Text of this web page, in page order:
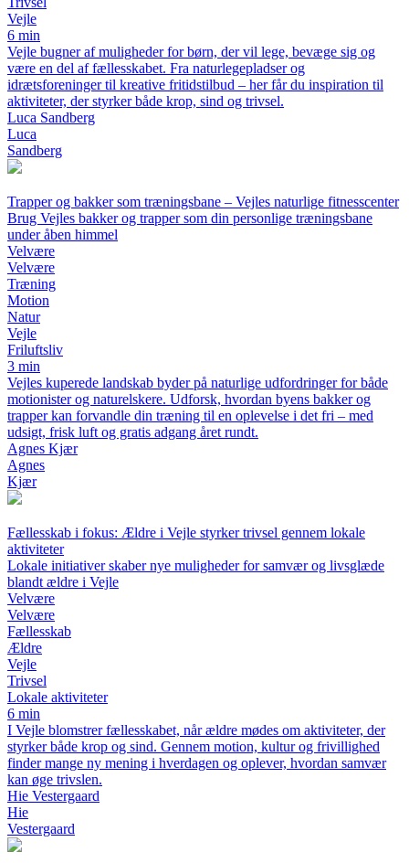
Vejle
6 min
Vejle bugner af muligheder for børn, der vil lege, bevæge sig og
være en del af fællesskabet. Fra naturlegepladser og
idrætsforeninger til kreative fritidstilbud – her får du inspiration til
aktiviteter, der styrker både krop, sind og trivsel.
Luca Sandberg
Luca
Sandberg
Trapper og bakker som træningsbane – Vejles naturlige fitnesscenter
Brug Vejles bakker og trapper som din personlige træningsbane
under åben himmel
Velvære
Velvære
Træning
Motion
Natur
Vejle
Friluftsliv
3 min
Vejles kuperede landskab byder på naturlige udfordringer for både
motionister og naturelskere. Udforsk, hvordan byens bakker og
trapper kan forvandle din træning til en oplevelse i det fri – med
udsigt, frisk luft og gratis adgang året rundt.
Agnes Kjær
Agnes
Kjær
Fællesskab i fokus: Ældre i Vejle styrker trivsel gennem lokale
aktiviteter
Lokale initiativer skaber nye muligheder for samvær og livsglæde
blandt ældre i Vejle
Velvære
Velvære
Fællesskab
Ældre
Vejle
Trivsel
Lokale aktiviteter
6 min
I Vejle blomstrer fællesskabet, når ældre mødes om aktiviteter, der
styrker både krop og sind. Gennem motion, kultur og frivillighed
finder mange ny mening i hverdagen og oplever, hvordan samvær
kan øge trivslen.
Hie Vestergaard
Hie
Vestergaard